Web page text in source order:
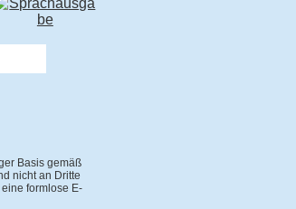
Basis gemäß
nicht an Dritte
formlose E-